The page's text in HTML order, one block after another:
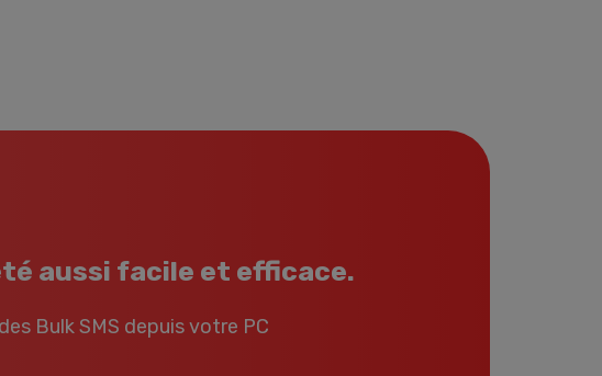
aussi facile et efficace.
Bulk SMS depuis votre PC